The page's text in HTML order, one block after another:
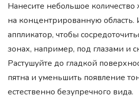
Нанесите небольшое
на концентрированную область.
аппликатор, чтобы
зонах, например, под глазами и
Растушуйте до гладкой
пятна и уменьшить появление
естественно безупречного вида.